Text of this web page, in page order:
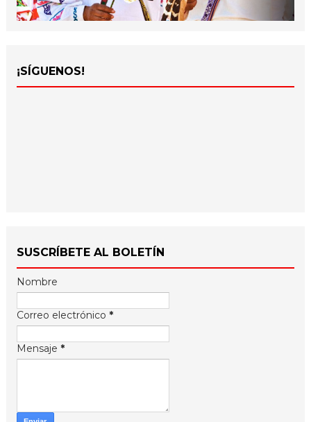
¡SÍGUENOS!
SUSCRÍBETE AL BOLETÍN
Nombre
Correo electrónico *
Mensaje *